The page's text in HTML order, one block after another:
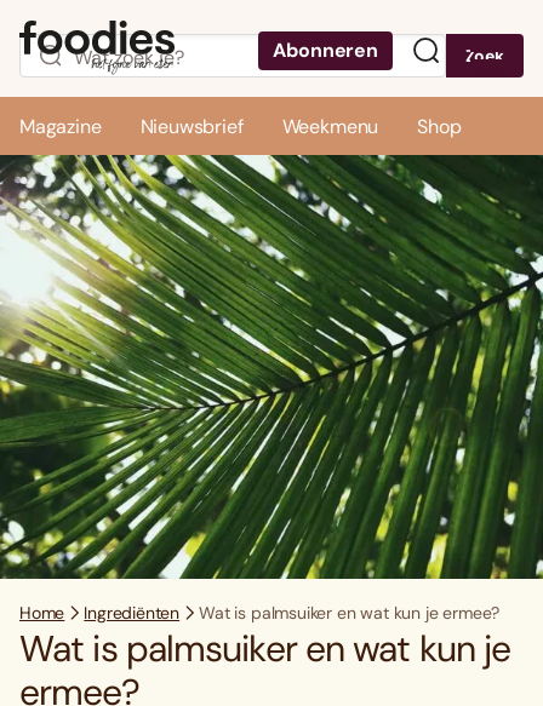
Abonneren Zoek
Magazine Nieuwsbrief Weekmenu Shop
Home Ingrediënten Wat is palmsuiker en wat kun je ermee?
Wat is palmsuiker en wat kun je
ermee?